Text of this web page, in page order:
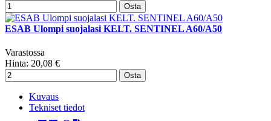
Osta
ESAB Ulompi suojalasi KELT. SENTINEL A60/A50
Varastossa
Hinta: 20,08 €
Osta
Kuvaus
Tekniset tiedot